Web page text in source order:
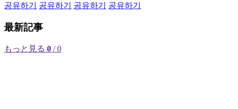
공유하기
공유하기 공유하기 공유하기
最新記事
もっと見る 0 / 0